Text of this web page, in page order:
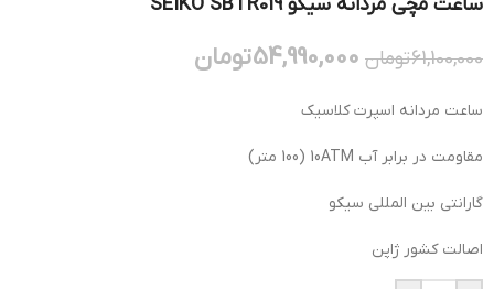
61,100,000تومان 54,990,000تومان
ساعت مردانه اسپرت کلاسیک
مقاومت در برابر آب 10ATM (100 متر)
گارانتی بین المللی سیکو
اصالت کشور ژاپن